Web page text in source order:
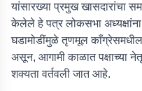
यांसारख्या प्रमुख खासदारांचा
केलेले हे पत्र लोकसभा
घडामोडींमुळे तृणमूल
असून, आगामी काळात पक्षाच्या
शक्यता वर्तवली जात आहे.